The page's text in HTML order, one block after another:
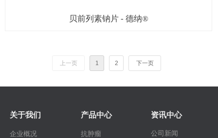
贝前列素钠片 - 德纳®
上一页 1 2 下一页
关于我们
企业概况
产品中心
抗肿瘤
资讯中心
公司新闻